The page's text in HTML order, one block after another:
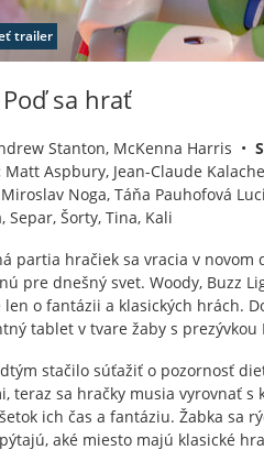
trailer
sa hrať
Stanton, McKenna Harris •
Matt Aspbury, Jean-Claude
Noga, Táňa Pauhofová
Separ, Šorty, Tina, Kali
partia hračiek sa vracia v
pre dnešný svet. Woody, Buzz
len o fantázii a klasických hrách.
tablet v tvare žaby s
stačilo súťažiť o pozornosť
teraz sa hračky musia vyrovnať
ich čas a fantáziu. Žabka sa
aké miesto majú klasické